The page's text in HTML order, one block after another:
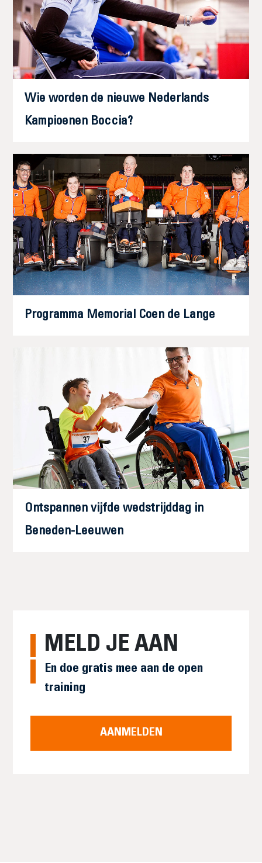
Wie worden de nieuwe Nederlands
Kampioenen Boccia?
Programma Memorial Coen de Lange
Ontspannen vijfde wedstrijddag in
Beneden-Leeuwen
MELD JE AAN
En doe gratis mee aan de open
training
AANMELDEN